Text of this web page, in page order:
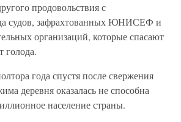
продовольствия с
судов, зафрахтованных ЮНИСЕФ и
организаций, которые спасают
голода.
года спустя после свержения
деревня оказалась не способна
население страны.